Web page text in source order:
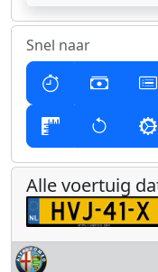
Snel naar
Alle voertuig